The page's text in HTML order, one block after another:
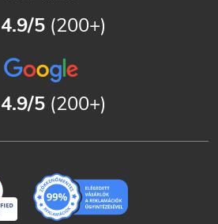
4.9/5 (200+)
4.9/5 (200+)